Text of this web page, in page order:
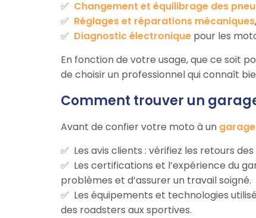
Changement et équilibrage des
Réglages et réparations mécaniques
Diagnostic électronique pour les
En fonction de votre usage, que ce soit
de choisir un professionnel qui connaît
Comment trouver un
Avant de confier votre moto à un
Les avis clients : vérifiez les retours
Les certifications et l’expérience du
problèmes et d’assurer un travail soigné.
Les équipements et technologies
des roadsters aux sportives.